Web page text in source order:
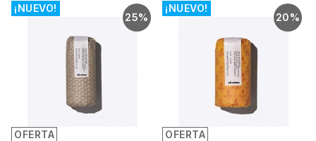
25%
OFERTA
¡NUEVO!
20%
OFERTA
¡NUEVO!